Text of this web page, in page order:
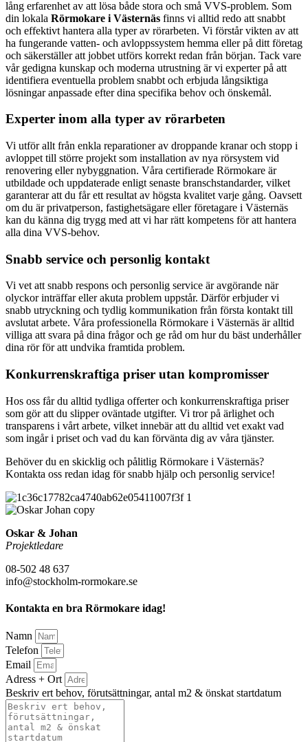
lång erfarenhet av att lösa både stora och små VVS-problem. Som
din lokala Rörmokare i Västernäs finns vi alltid redo att snabbt
och effektivt hantera alla typer av rörarbeten. Vi förstår vikten av att
ha fungerande vatten- och avloppssystem hemma eller på ditt företag
och säkerställer att jobbet utförs korrekt redan från början. Tack vare
vår gedigna kunskap och moderna utrustning är vi experter på att
identifiera eventuella problem snabbt och erbjuda långsiktiga
lösningar anpassade efter dina specifika behov och önskemål.
Experter inom alla typer av rörarbeten
Vi utför allt från enkla reparationer av droppande kranar och stopp i
avloppet till större projekt som installation av nya rörsystem vid
renovering eller nybyggnation. Våra certifierade Rörmokare är
utbildade och uppdaterade enligt senaste branschstandarder, vilket
garanterar att du får ett resultat av högsta kvalitet varje gång. Oavsett
om du är privatperson, fastighetsägare eller företagare i Västernäs
kan du känna dig trygg med att vi har rätt kompetens för att hantera
alla dina VVS-behov.
Snabb service och personlig kontakt
Vi vet att snabb respons och personlig service är avgörande när
olyckor inträffar eller akuta problem uppstår. Därför erbjuder vi
snabb utryckning och tydlig kommunikation från första kontakt till
avslutat arbete. Våra professionella Rörmokare i Västernäs är alltid
villiga att svara på dina frågor och ge råd om hur du bäst underhåller
dina rör för att undvika framtida problem.
Konkurrenskraftiga priser utan kompromisser
Hos oss får du alltid tydliga offerter och konkurrenskraftiga priser
som gör att du slipper oväntade utgifter. Vi tror på ärlighet och
transparens i vårt arbete, vilket innebär att du alltid vet exakt vad
som ingår i priset och vad du kan förvänta dig av våra tjänster.
Behöver du en skicklig och pålitlig Rörmokare i Västernäs?
Kontakta oss redan idag för snabb hjälp och personlig service!
Oskar & Johan
Projektledare
08-502 48 637
info@stockholm-rormokare.se
Kontakta en bra Rörmokare idag!
Namn
Telefon
Email
Adress + Ort
Beskriv ert behov, förutsättningar, antal m2 & önskat startdatum